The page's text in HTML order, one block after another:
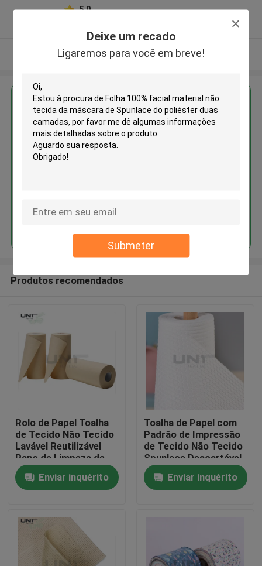
Deixe um recado
Ligaremos para você em breve!
Submeter
Para casa
Produtos
Sobre nós
5.0
Veja mais
Obter o melhor preço para
Folha 100% facial material não
tecida da máscara de Spunlace
Produtos recomendados
Rolo de Papel Toalha
de Tecido Não Tecido
Lavável Reutilizável
Pano de Limpeza de
Cozinha 130gsm
Enviar inquérito
Toalha de Papel com
Padrão de Impressão
de Tecido Não Tecido
Spunlace Descartável
Multiuso para Cozinha
Enviar inquérito